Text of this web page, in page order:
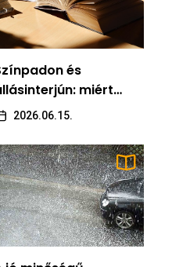
mikor érdemes új
és
miért
a jó
2026.06.15.